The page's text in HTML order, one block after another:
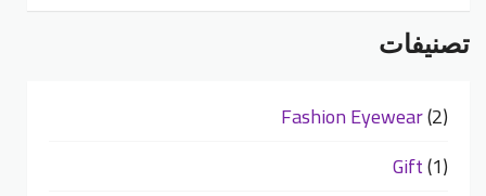
تصنيفات
Fashion Eyewear(2)
Gift(1)